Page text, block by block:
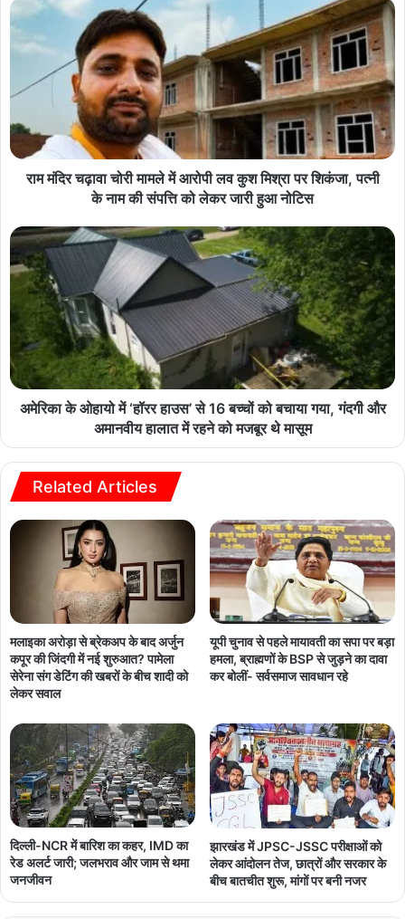
राम मंदिर चढ़ावा चोरी मामले में आरोपी लव कुश मिश्रा पर शिकंजा, पत्नी
के नाम की संपत्ति को लेकर जारी हुआ नोटिस
अमेरिका के ओहायो में ‘हॉरर हाउस’ से 16 बच्चों को बचाया गया, गंदगी और
अमानवीय हालात में रहने को मजबूर थे मासूम
Related Articles
मलाइका अरोड़ा से ब्रेकअप के बाद अर्जुन
कपूर की जिंदगी में नई शुरुआत? पामेला
सेरेना संग डेटिंग की खबरों के बीच शादी को
लेकर सवाल
यूपी चुनाव से पहले मायावती का सपा पर बड़ा
हमला, ब्राह्मणों के BSP से जुड़ने का दावा
कर बोलीं- सर्वसमाज सावधान रहे
दिल्ली-NCR में बारिश का कहर, IMD का
रेड अलर्ट जारी; जलभराव और जाम से थमा
जनजीवन
झारखंड में JPSC-JSSC परीक्षाओं को
लेकर आंदोलन तेज, छात्रों और सरकार के
बीच बातचीत शुरू, मांगों पर बनी नजर